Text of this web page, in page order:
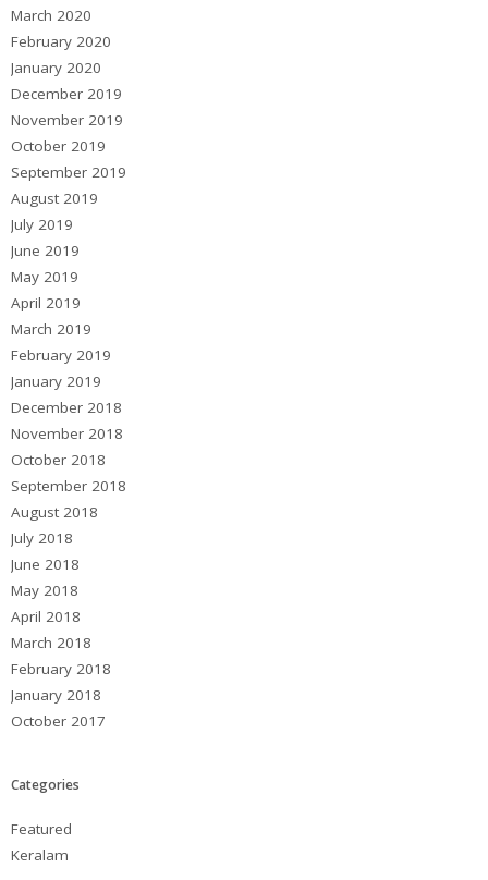
March 2020
February 2020
January 2020
December 2019
November 2019
October 2019
September 2019
August 2019
July 2019
June 2019
May 2019
April 2019
March 2019
February 2019
January 2019
December 2018
November 2018
October 2018
September 2018
August 2018
July 2018
June 2018
May 2018
April 2018
March 2018
February 2018
January 2018
October 2017
Categories
Featured
Keralam